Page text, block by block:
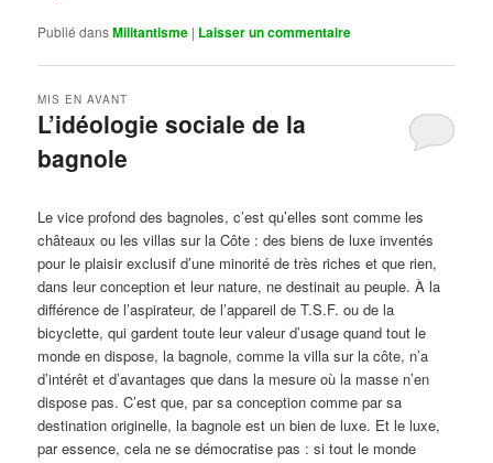
Publié dansMilitantisme | Laisser un commentaire
L’idéologie sociale de la
bagnole
MIS EN AVANT
Le vice profond des bagnoles, c’est qu’elles sont comme les
châteaux ou les villas sur la Côte : des biens de luxe inventés
pour le plaisir exclusif d’une minorité de très riches et que rien,
dans leur conception et leur nature, ne destinait au peuple. À la
différence de l’aspirateur, de l’appareil de T.S.F. ou de la
bicyclette, qui gardent toute leur valeur d’usage quand tout le
monde en dispose, la bagnole, comme la villa sur la côte, n’a
d’intérêt et d’avantages que dans la mesure où la masse n’en
dispose pas. C’est que, par sa conception comme par sa
destination originelle, la bagnole est un bien de luxe. Et le luxe,
par essence, cela ne se démocratise pas : si tout le monde